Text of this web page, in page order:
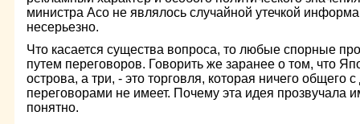
министра Асо не являлось случайной утечкой
несерьезно.
Что касается существа вопроса, то любые спорные
путем переговоров. Говорить же заранее о том, что
острова, а три, - это торговля, которая ничего общего
переговорами не имеет. Почему эта идея прозвучала
понятно.